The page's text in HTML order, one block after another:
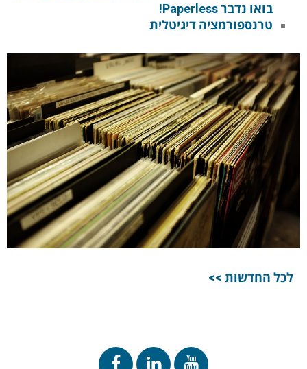
בואו נדבר Paperless!
טרנספורמציה דיגיטלית
לכל החדשות >>